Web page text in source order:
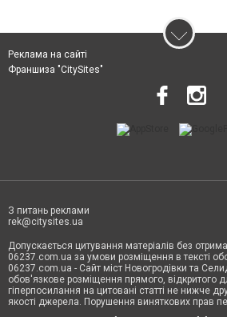
Реклама на сайті
Франшиза "CitySites"
З питань реклами
rek@citysites.ua
Допускається цитування матеріалів без
06237.com.ua за умови розміщення в тексті
06237.com.ua - Сайт міст Новогродівки та
обов'язкове розміщення прямого, відкритого
гіперпосилання на цитовані статті не нижче
якості джерела. Порушення виняткових прав